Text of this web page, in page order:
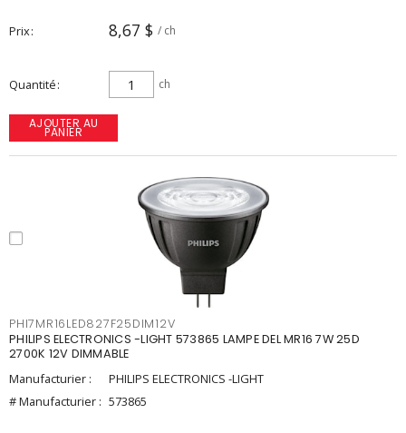
Prix 8,67 $ / ch
Quantité ch
AJOUTER AU
PANIER
PHI7MR16LED827F25DIM12V
PHILIPS ELECTRONICS -LIGHT 573865 LAMPE DEL MR16 7W 25D
2700K 12V DIMMABLE
Manufacturier :
PHILIPS ELECTRONICS -LIGHT
# Manufacturier : 573865